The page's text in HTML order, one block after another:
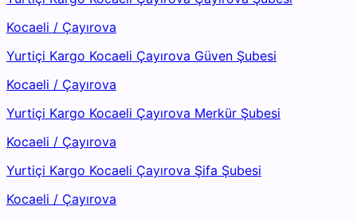
Kocaeli / Çayırova
Yurtiçi Kargo Kocaeli Çayırova Güven Şubesi
Kocaeli / Çayırova
Yurtiçi Kargo Kocaeli Çayırova Merkür Şubesi
Kocaeli / Çayırova
Yurtiçi Kargo Kocaeli Çayırova Şifa Şubesi
Kocaeli / Çayırova